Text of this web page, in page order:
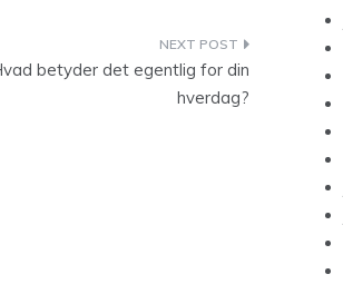
betyder det egentlig for din
hverdag?